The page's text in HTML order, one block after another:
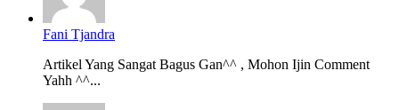
Fani Tjandra
Artikel Yang Sangat Bagus Gan^^ , Mohon Ijin Comment
Yahh ^^...